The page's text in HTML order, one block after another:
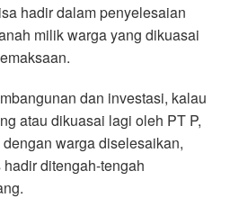
hadir dalam penyelesaian
milik warga yang dikuasai
dan investasi, kalau
atau dikuasai lagi oleh PT P,
warga diselesaikan,
ditengah-tengah